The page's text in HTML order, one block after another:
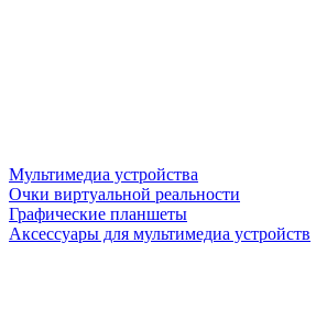
Мультимедиа устройства
Очки виртуальной реальности
Графические планшеты
Аксессуары для мультимедиа устройств